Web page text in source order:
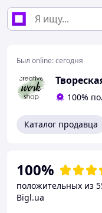
Был online:сегодня
100%
Каталог продавца
100%
положительных из
Bigl.ua